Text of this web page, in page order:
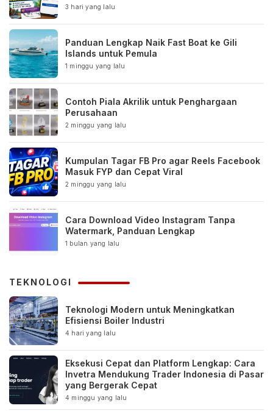
3 hari yang lalu
Panduan Lengkap Naik Fast Boat ke Gili
Islands untuk Pemula
1 minggu yang lalu
Contoh Piala Akrilik untuk Penghargaan
Perusahaan
2 minggu yang lalu
Kumpulan Tagar FB Pro agar Reels Facebook
Masuk FYP dan Cepat Viral
2 minggu yang lalu
Cara Download Video Instagram Tanpa
Watermark, Panduan Lengkap
1 bulan yang lalu
TEKNOLOGI
Teknologi Modern untuk Meningkatkan
Efisiensi Boiler Industri
4 hari yang lalu
Eksekusi Cepat dan Platform Lengkap: Cara
Invetra Mendukung Trader Indonesia di Pasar
yang Bergerak Cepat
4 minggu yang lalu